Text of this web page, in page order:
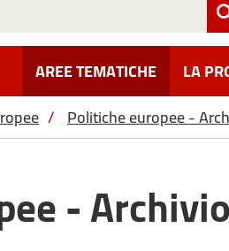
AREE TEMATICHE LA
/ Politiche europee -
-